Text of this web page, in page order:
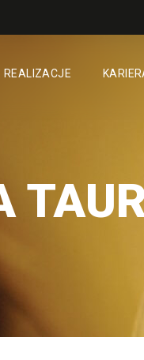
REALIZACJE